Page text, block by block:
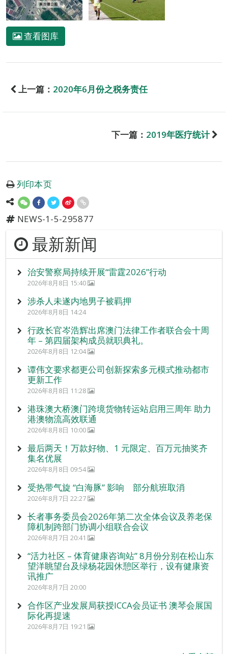
查看图库
上一篇： 2020年6月份之税务责任
下一篇： 2019年医疗统计
列印本页
NEWS-1-5-295877
最新新闻
治安警察局持续开展“雷霆2026”行动
2026年8月8日 15:40
涉杀人未遂内地男子被羁押
2026年8月8日 14:24
行政长官岑浩辉出席澳门法律工作者联合会十周
年 – 第四届架构成员就职典礼。
2026年8月8日 12:04
谭伟文要求都更公司创新探索多元模式推动都市
更新工作
2026年8月8日 11:28
港珠澳大桥澳门跨境货物转运站启用三周年 助力
港澳物流高效联通
2026年8月8日 10:00
最后两天！万款好物、1 元限定、百万元抽奖齐
集名优展
2026年8月8日 09:54
受热带气旋 “白海豚” 影响 部分航班取消
2026年8月7日 22:27
长者事务委员会2026年第二次全体会议及养老保
障机制跨部门协调小组联合会议
2026年8月7日 20:41
“活力社区 – 体育健康咨询站” 8月份分别在松山东
望洋眺望台及绿杨花园休憩区举行，设有健康资
讯推广
2026年8月7日 20:00
合作区产业发展局获授ICCA会员证书 澳琴会展国
际化再提速
2026年8月7日 19:21